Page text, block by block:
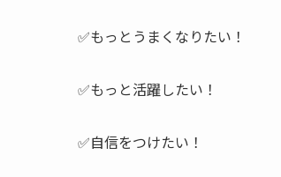
✅もっとうまくなりたい！
✅もっと活躍したい！
✅自信をつけたい！